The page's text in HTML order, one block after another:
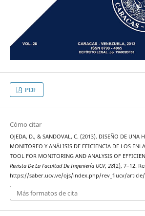
PDF
Cómo citar
OJEDA, D., & SANDOVAL, C. (2013). DISEÑO DE UNA
MONITOREO Y ANÁLISIS DE EFICIENCIA DE LOS
TOOL FOR MONITORING AND ANALYSIS OF
Revista De La Facultad De Ingeniería UCV, 28(2), 7–12.
https://saber.ucv.ve/ojs/index.php/rev_fiucv/
Más formatos de cita